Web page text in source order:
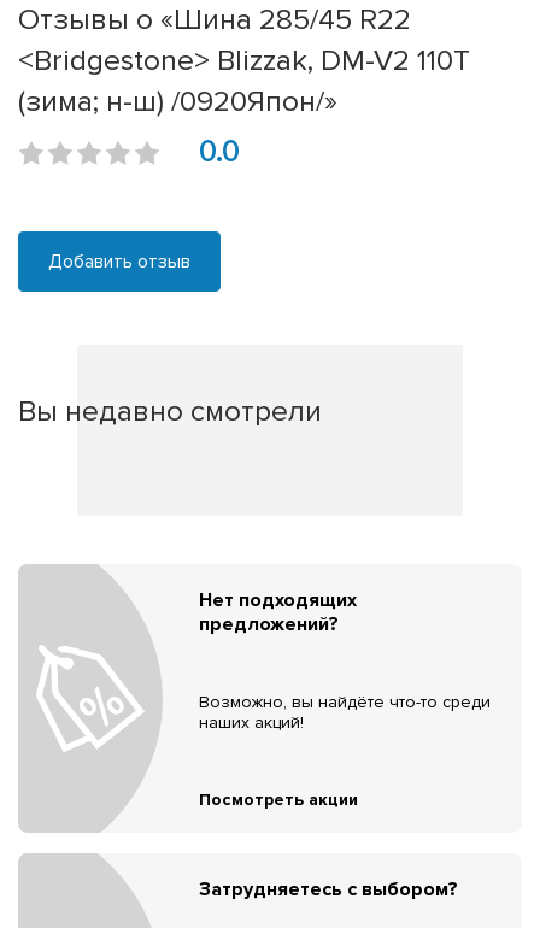
Отзывы о «Шина 285/45 R22
<Bridgestone> Blizzak, DM-V2 110T
(зима; н-ш) /0920Япон/»
0.0
Добавить отзыв
Вы недавно смотрели
Нет подходящих
предложений?
Возможно, вы найдёте что-то среди
наших акций!
Посмотреть акции
Затрудняетесь с выбором?